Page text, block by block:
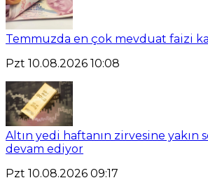
Temmuzda en çok mevduat faizi
Pzt 10.08.2026 10:08
Altın yedi haftanın zirvesine yakın
devam ediyor
Pzt 10.08.2026 09:17